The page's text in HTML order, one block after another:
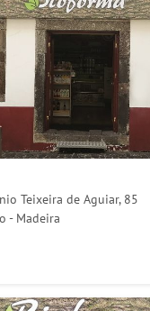
Teixeira de Aguiar, 85
- Madeira